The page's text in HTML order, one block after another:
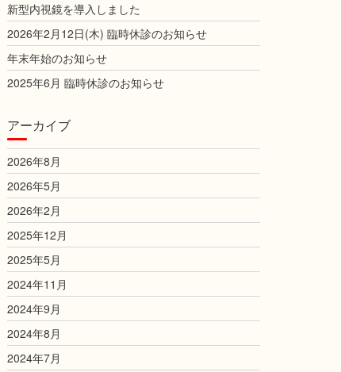
新型内視鏡を導入しました
2026年2月12日(木) 臨時休診のお知らせ
年末年始のお知らせ
2025年6月 臨時休診のお知らせ
アーカイブ
2026年8月
2026年5月
2026年2月
2025年12月
2025年5月
2024年11月
2024年9月
2024年8月
2024年7月